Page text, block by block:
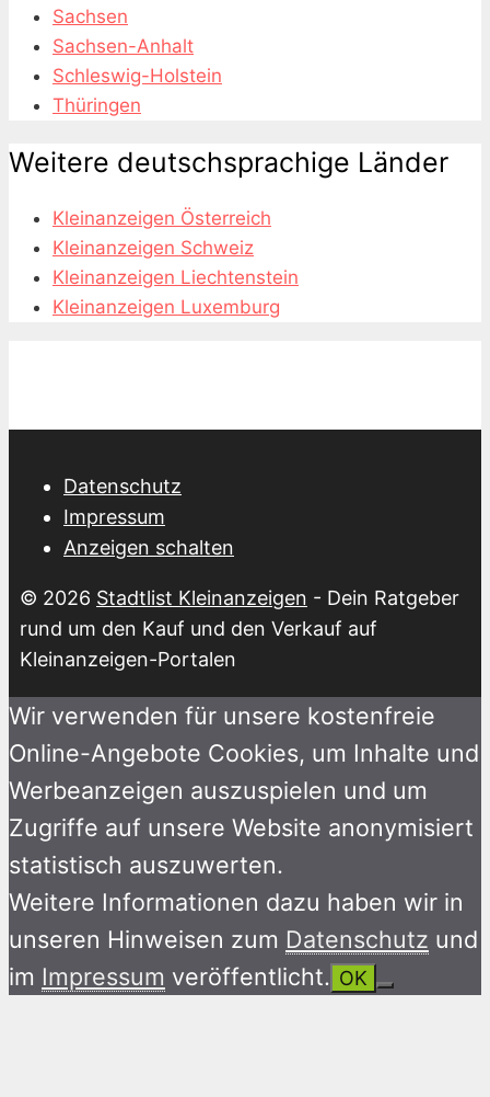
Sachsen
Sachsen-Anhalt
Schleswig-Holstein
Thüringen
Weitere deutschsprachige Länder
Kleinanzeigen Österreich
Kleinanzeigen Schweiz
Kleinanzeigen Liechtenstein
Kleinanzeigen Luxemburg
Datenschutz
Impressum
Anzeigen schalten
© 2026 Stadtlist Kleinanzeigen - Dein Ratgeber
rund um den Kauf und den Verkauf auf
Kleinanzeigen-Portalen
Wir verwenden für unsere kostenfreie
Online-Angebote Cookies, um Inhalte und
Werbeanzeigen auszuspielen und um
Zugriffe auf unsere Website anonymisiert
statistisch auszuwerten.
Weitere Informationen dazu haben wir in
unseren Hinweisen zum Datenschutz und
im Impressum veröffentlicht. OK